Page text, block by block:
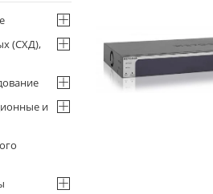
(СХД),
и